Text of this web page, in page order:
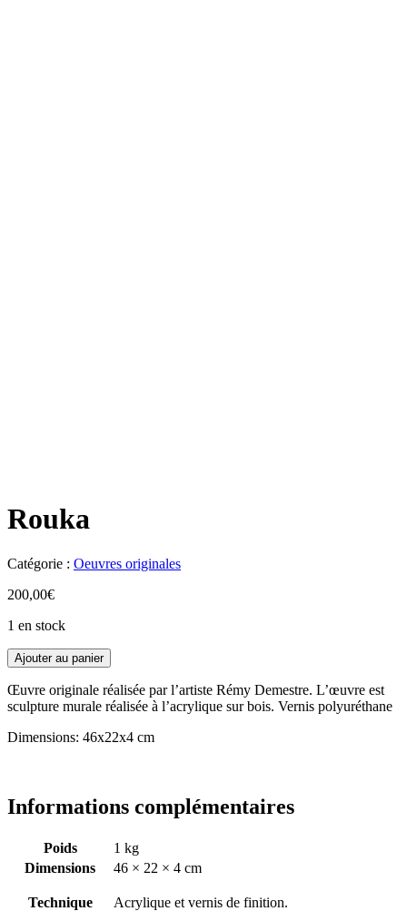
Rouka
Catégorie : Oeuvres originales
200,00€
1 en stock
Ajouter au panier
Œuvre originale réalisée par l’artiste Rémy Demestre. L’œuvre est
sculpture murale réalisée à l’acrylique sur bois. Vernis polyuréthane
Dimensions: 46x22x4 cm
Informations complémentaires
Poids
1 kg
Dimensions
46 × 22 × 4 cm
Technique Acrylique et vernis de finition.